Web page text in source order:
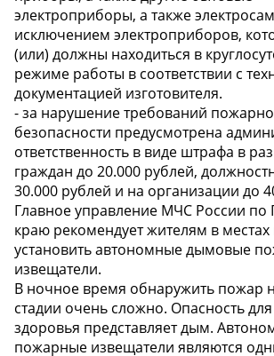
электроприборы, а также
исключением электроприборов,
(или) должны находиться в
режиме работы в соответствии с
документацией изготовителя.
- за нарушение требований
безопасности предусмотрена
ответственность в виде штрафа в
граждан до 20.000 рублей,
30.000 рублей и на организации до
Главное управление МЧС России
краю рекомендует жителям в
установить автономные дымовые
извещатели.
В ночное время обнаружить пожар
стадии очень сложно. Опасность
здоровья представляет дым.
пожарные извещатели являются